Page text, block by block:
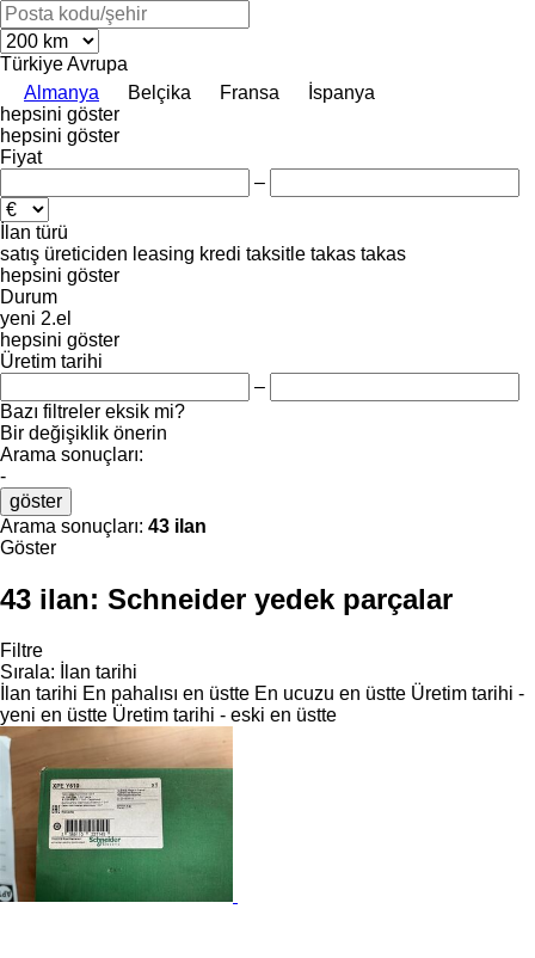
TürkiyeAvrupa
Almanya
Belçika Fransa
İspanya
hepsini göster
hepsini göster
Fiyat
–
İlan türü
satış üreticiden leasing kredi taksitle takas takas
hepsini göster
Durum
yeni 2.el
hepsini göster
Üretim tarihi
–
Bazı filtreler eksik mi?
Bir değişiklik önerin
Arama sonuçları:
-
göster
Arama sonuçları: 43 ilan
Göster
43 ilan: Schneider yedek parçalar
Filtre
Sırala:
İlan tarihi
İlan tarihi En pahalısı en üstte En ucuzu en üstte Üretim tarihi -
yeni en üstte Üretim tarihi - eski en üstte